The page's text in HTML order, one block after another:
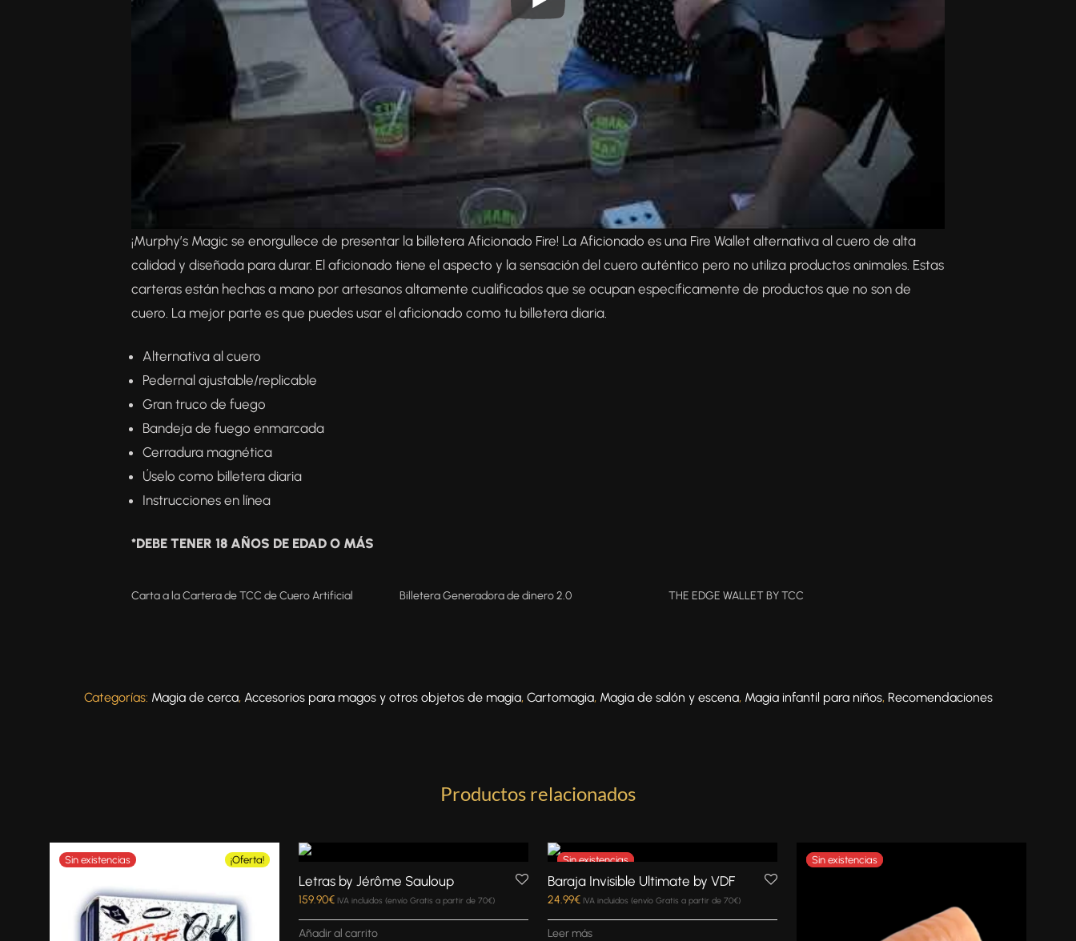
¡Murphy’s Magic se enorgullece de presentar la billetera Aficionado Fire! La Aficionado es una Fire Wallet alternativa al cuero de alta
calidad y diseñada para durar. El aficionado tiene el aspecto y la sensación del cuero auténtico pero no utiliza productos animales. Estas
carteras están hechas a mano por artesanos altamente cualificados que se ocupan específicamente de productos que no son de
cuero. La mejor parte es que puedes usar el aficionado como tu billetera diaria.
Alternativa al cuero
Pedernal ajustable/replicable
Gran truco de fuego
Bandeja de fuego enmarcada
Cerradura magnética
Úselo como billetera diaria
Instrucciones en línea
*DEBE TENER 18 AÑOS DE EDAD O MÁS
Carta a la Cartera de TCC de Cuero Artificial Billetera Generadora de dinero 2.0 THE EDGE WALLET BY TCC
Categorías: Magia de cerca, Accesorios para magos y otros objetos de magia, Cartomagia, Magia de salón y escena, Magia infantil para niños, Recomendaciones
Productos relacionados
¡Oferta!
Letras by Jérôme Sauloup
159.90€ IVA incluidos (envío Gratis a partir de 70€)
Añadir al carrito
Baraja Invisible Ultimate by VDF
24.99€ IVA incluidos (envío Gratis a partir de 70€)
Leer más